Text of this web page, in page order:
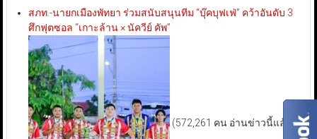
สภท.-นายกเมืองพัทยา ร่วมสนับสนุนทีม “บุ๊คบุฟเฟ่” คว้าอันดับ 3
ศึกฟุตซอล “เกาะล้าน × นัควีย์ คัพ”
(572,261 คน อ่านข่าวนี้แล้ว)